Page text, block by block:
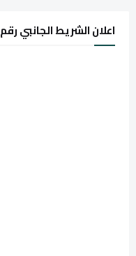
اعلان الشريط الجانبي رقم1